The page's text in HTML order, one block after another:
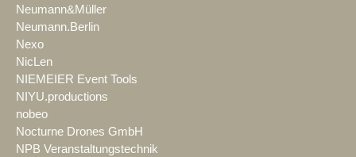
Neumann&Müller
Neumann.Berlin
Nexo
NicLen
NIEMEIER Event Tools
NIYU.productions
nobeo
Nocturne Drones GmbH
NPB Veranstaltungstechnik